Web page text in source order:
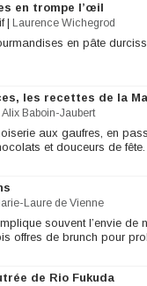
en trompe l’œil
| Laurence Wichegrod
en pâte
les recettes de la
Alix Baboin-Jaubert
aux gaufres, en
et douceurs de
Laure de Vienne
souvent l’envie de
offres de brunch pour
de Rio Fukuda